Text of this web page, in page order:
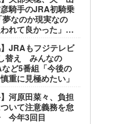
騎手のJRA初騎乗
夢なのか現実なの
れて良かった」
】JRAもフジテレビ
替え みんなの
ど5番組「今後の
重に見極めたい」
】河原田菜々、負担
いて注意義務を怠
今年3回目